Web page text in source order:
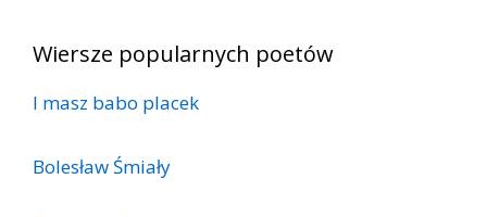
Wiersze popularnych poetów
I masz babo placek
Bolesław Śmiały